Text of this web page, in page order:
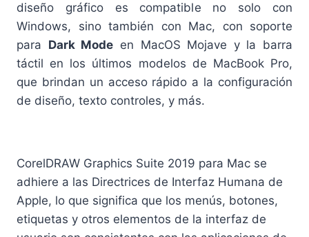
diseño gráfico es compatible no solo con
Windows, sino también con Mac, con soporte
para Dark Mode en MacOS Mojave y la barra
táctil en los últimos modelos de MacBook Pro,
que brindan un acceso rápido a la configuración
de diseño, texto controles, y más.
CorelDRAW Graphics Suite 2019 para Mac se
adhiere a las Directrices de Interfaz Humana de
Apple, lo que significa que los menús, botones,
etiquetas y otros elementos de la interfaz de